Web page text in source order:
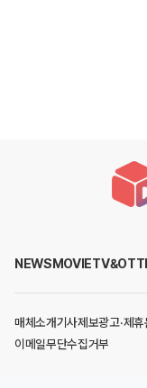
NEWSMOVIETV&OTT
매체소개기사제보광고·제
이메일무단수집거부